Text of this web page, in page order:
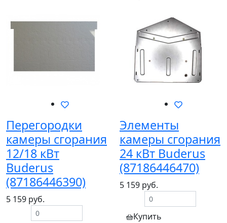
Перегородки
камеры сгорания
12/18 кВт
Buderus
(87186446390)
5 159 руб.
Элементы
камеры сгорания
24 кВт Buderus
(87186446470)
5 159 руб.
Купить